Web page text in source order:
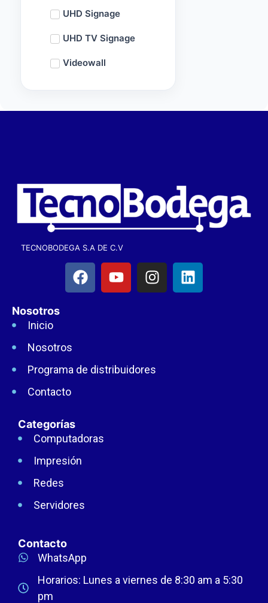
UHD Signage
UHD TV Signage
Videowall
TECNOBODEGA S.A DE C.V
Nosotros
Inicio
Nosotros
Programa de distribuidores
Contacto
Categorías
Computadoras
Impresión
Redes
Servidores
Contacto
WhatsApp
Horarios: Lunes a viernes de 8:30 am a 5:30
pm